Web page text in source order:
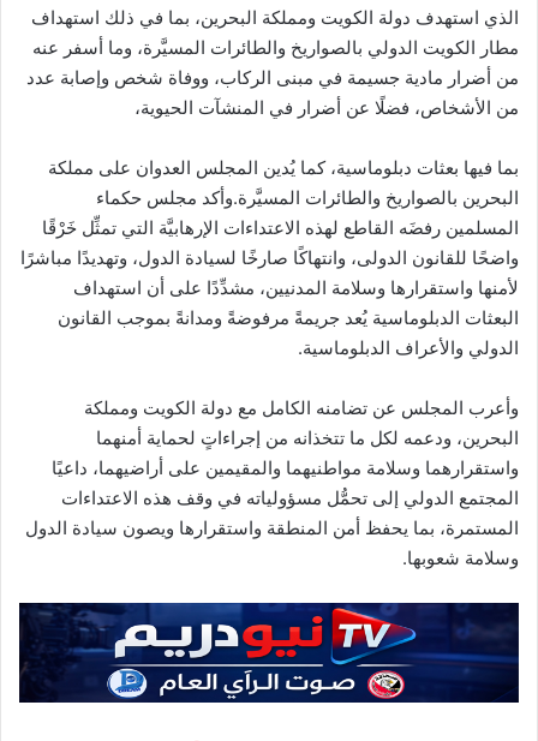
الذي استهدف دولة الكويت ومملكة البحرين، بما في ذلك استهداف
مطار الكويت الدولي بالصواريخ والطائرات المسيَّرة، وما أسفر عنه
من أضرار مادية جسيمة في مبنى الركاب، ووفاة شخص وإصابة عدد
من الأشخاص، فضلًا عن أضرار في المنشآت الحيوية،
بما فيها بعثات دبلوماسية، كما يُدين المجلس العدوان على مملكة
البحرين بالصواريخ والطائرات المسيَّرة.وأكد مجلس حكماء
المسلمين رفضَه القاطع لهذه الاعتداءات الإرهابيَّة التي تمثِّل خَرْقًا
واضحًا للقانون الدولى، وانتهاكًا صارخًا لسيادة الدول، وتهديدًا مباشرًا
لأمنها واستقرارها وسلامة المدنيين، مشدِّدًا على أن استهداف
البعثات الدبلوماسية يُعد جريمةً مرفوضةً ومدانةً بموجب القانون
الدولي والأعراف الدبلوماسية.
وأعرب المجلس عن تضامنه الكامل مع دولة الكويت ومملكة
البحرين، ودعمه لكل ما تتخذانه من إجراءاتٍ لحماية أمنهما
واستقرارهما وسلامة مواطنيهما والمقيمين على أراضيهما، داعيًا
المجتمع الدولي إلى تحمُّل مسؤولياته في وقف هذه الاعتداءات
المستمرة، بما يحفظ أمن المنطقة واستقرارها ويصون سيادة الدول
وسلامة شعوبها.